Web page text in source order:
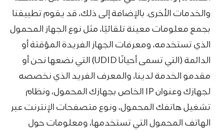
والخدمات الأخرى. بالإضافة إلى ذلك، قد يقوم تطبيقنا
بجمع معلومات معينة تلقائيًا، مثل نوع الجهاز المحمول
الذي تستخدمه، ومعرفات الجهاز الفريدة المؤقتة أو
الدائمة (التي تسمى أحيانًا UDID) التي نضعها نحن أو
مقدمو الخدمة لدينا، والمعرف الفريد الذي نخصصه
لجهازك وعنوان IP الخاص بجهازك المحمول، ونظام
تشغيل هاتفك المحمول، ونوع متصفحات الإنترنت عبر
الهاتف المحمول التي تستخدمها، ومعلومات حول